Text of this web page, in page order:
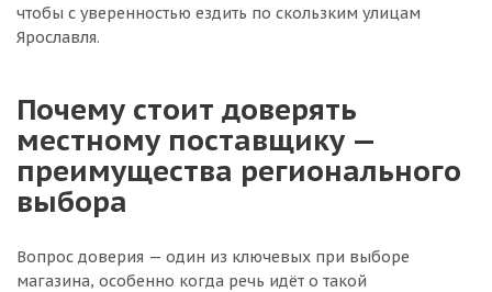
чтобы с уверенностью ездить по скользким улицам
Ярославля.
Почему стоит доверять
местному поставщику —
преимущества регионального
выбора
Вопрос доверия — один из ключевых при выборе
магазина, особенно когда речь идёт о такой